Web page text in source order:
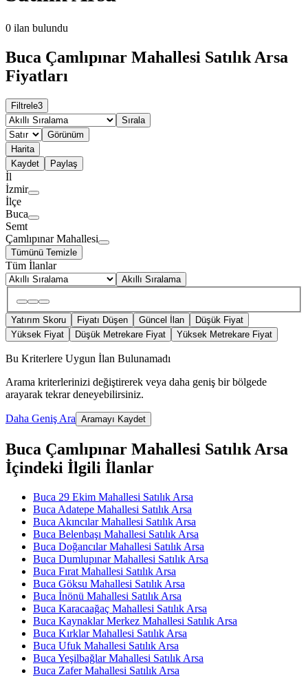
0 ilan bulundu
Buca Çamlıpınar Mahallesi Satılık Arsa
Fiyatları
Filtrele3
Sırala
Görünüm
Harita
Kaydet
Paylaş
İl
İzmir
İlçe
Buca
Semt
Çamlıpınar Mahallesi
Tümünü Temizle
Tüm İlanlar
Akıllı Sıralama
Yatırım Skoru Fiyatı Düşen Güncel İlan
Düşük Fiyat
Yüksek Fiyat
Düşük Metrekare Fiyat Yüksek Metrekare Fiyat
Bu Kriterlere Uygun İlan Bulunamadı
Arama kriterlerinizi değiştirerek veya daha geniş bir bölgede
arayarak tekrar deneyebilirsiniz.
Daha Geniş Ara Aramayı Kaydet
Buca Çamlıpınar Mahallesi Satılık Arsa
İçindeki İlgili İlanlar
Buca 29 Ekim Mahallesi Satılık Arsa
Buca Adatepe Mahallesi Satılık Arsa
Buca Akıncılar Mahallesi Satılık Arsa
Buca Belenbaşı Mahallesi Satılık Arsa
Buca Doğancılar Mahallesi Satılık Arsa
Buca Dumlupınar Mahallesi Satılık Arsa
Buca Fırat Mahallesi Satılık Arsa
Buca Göksu Mahallesi Satılık Arsa
Buca İnönü Mahallesi Satılık Arsa
Buca Karacaağaç Mahallesi Satılık Arsa
Buca Kaynaklar Merkez Mahallesi Satılık Arsa
Buca Kırklar Mahallesi Satılık Arsa
Buca Ufuk Mahallesi Satılık Arsa
Buca Yeşilbağlar Mahallesi Satılık Arsa
Buca Zafer Mahallesi Satılık Arsa